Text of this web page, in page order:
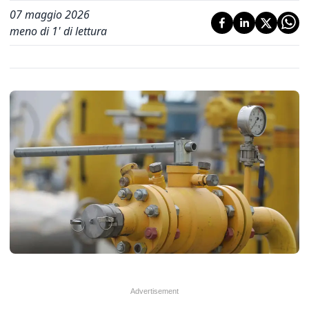
07 maggio 2026
meno di 1' di lettura